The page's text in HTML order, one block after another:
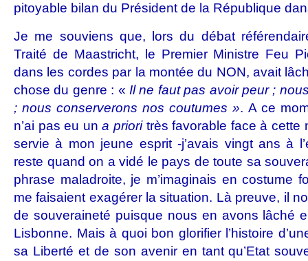
pitoyable bilan du Président de la République
Je me souviens que, lors du débat
Traité de Maastricht, le Premier Ministre Feu
dans les cordes par la montée du NON, avait
chose du genre : « Il ne faut pas avoir peur ;
; nous conserverons nos coutumes ». A ce
n’ai pas eu una prioritrès favorable face à cette
servie à mon jeune esprit -j’avais vingt ans à
reste quand on a vidé le pays de toute sa
phrase maladroite, je m’imaginais en costume
me faisaient exagérer la situation. Là preuve, il
de souveraineté puisque nous en avons lâché
Lisbonne. Mais à quoi bon glorifier l’histoire
sa Liberté et de son avenir en tant qu’Etat